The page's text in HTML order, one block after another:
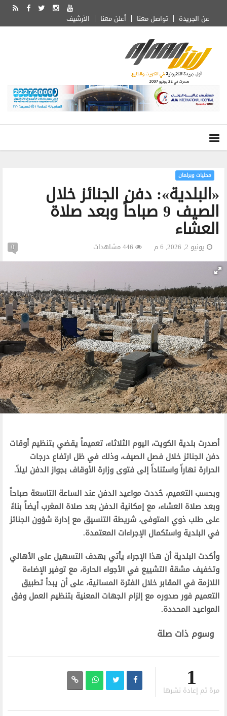
الأرشيف أعلن معنا تواصل معنا عن الجريدة
«البلدية»: دفن الجنائز خلال
الصيف 9 صباحاً وبعد صلاة
العشاء
محليات وبرلمان
يونيو 2, 2026, 6 م 0
أصدرت بلدية الكويت، اليوم الثلاثاء، تعميماً يقضي بتنظيم أوقات
دفن الجنائز خلال فصل الصيف، وذلك في ظل ارتفاع درجات
الحرارة نهاراً واستناداً إلى فتوى وزارة الأوقاف بجواز الدفن ليلاً.
وبحسب التعميم، حُددت مواعيد الدفن عند الساعة التاسعة صباحاً
وبعد صلاة العشاء، مع إمكانية الدفن بعد صلاة المغرب أيضاً بناءً
على طلب ذوي المتوفى، شريطة التنسيق مع إدارة شؤون الجنائز
في البلدية واستكمال الإجراءات المعتمدة.
وأكدت البلدية أن هذا الإجراء يأتي بهدف التسهيل على الأهالي
وتخفيف مشقة التشييع في الأجواء الحارة، مع توفير الإضاءة
اللازمة في المقابر خلال الفترة المسائية، على أن يبدأ تطبيق
التعميم فور صدوره مع إلزام الجهات المعنية بتنظيم العمل وفق
المواعيد المحددة.
وسوم ذات صلة
1
مرة تم إعادة نشرها